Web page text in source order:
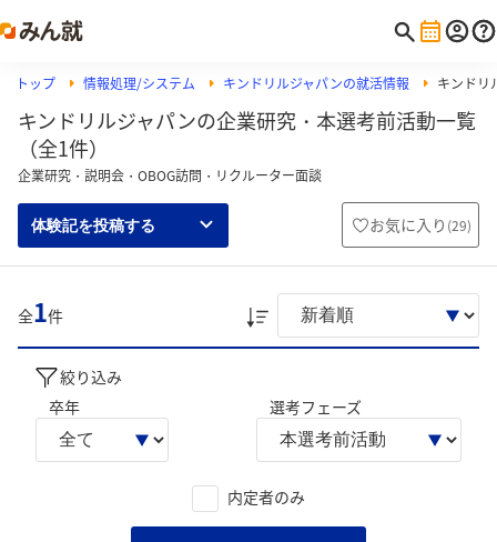
トップ 情報処理/システム キンドリルジャパンの就活情報 キンドリ
キンドリルジャパンの企業研究・本選考前活動一覧
（全1件）
企業研究・説明会・OBOG訪問・リクルーター面談
体験記を投稿する お気に入り (29)
全1件
絞り込み
卒年
選考フェーズ
内定者のみ